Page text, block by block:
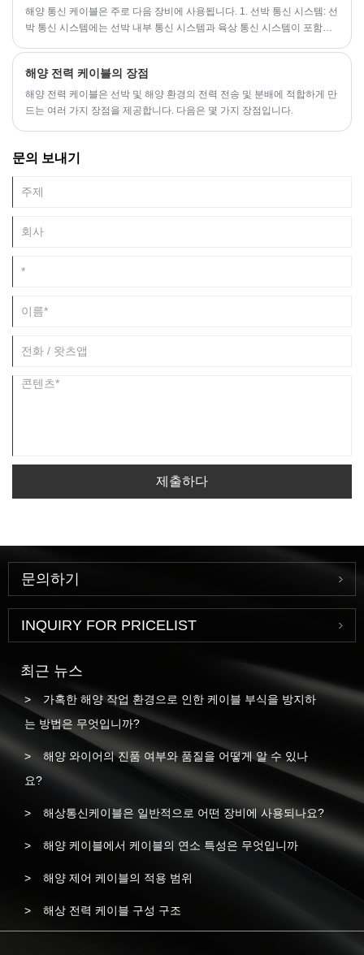
하는 조선소, 운영자 및 유지 보수 전문가에게는 구조, 기능 및 응용 프로
그램을 이해하는 것이 중요합니다.
해양 통신 케이블은 주로 다음 장비에 사용됩니다. 1. 선박 통신 시스템: 선
박 통신 시스템에는 선박 내부 통신 시스템과 육상 통신 시스템이 포함됩
해양 전력 케이블의 장점
해양 전력 케이블은 선박 및 해양 환경의 전력 전송 및 분배에 적합하게 만
드는 여러 가지 장점을 제공합니다. 다음은 몇 가지 장점입니다.
문의 보내기
제출하다
문의하기
INQUIRY FOR PRICELIST
최근 뉴스
가혹한 해양 작업 환경으로 인한 케이블 부식을 방지하
는 방법은 무엇입니까?
해양 와이어의 진품 여부와 품질을 어떻게 알 수 있나
요?
해상통신케이블은 일반적으로 어떤 장비에 사용되나요?
해양 케이블에서 케이블의 연소 특성은 무엇입니까
해양 제어 케이블의 적용 범위
해상 전력 케이블 구성 구조